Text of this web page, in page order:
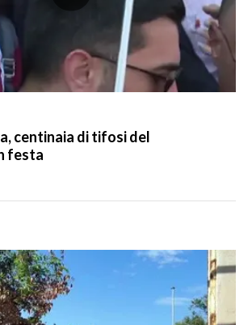
centinaia di tifosi del
festa